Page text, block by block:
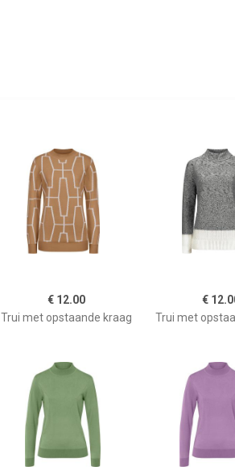
€ 12.00
Trui met opstaande kraag
€
Trui met